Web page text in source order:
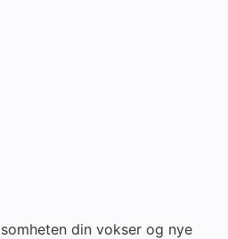
din vokser og nye